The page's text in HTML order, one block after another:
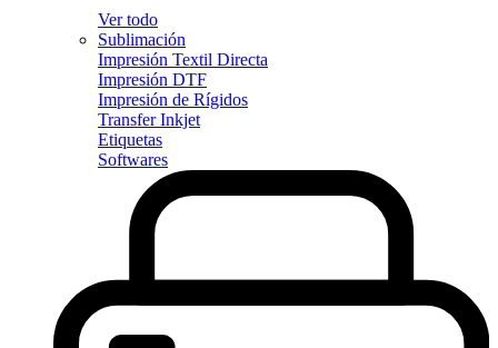
Ver todo
Sublimación
Impresión Textil Directa
Impresión DTF
Impresión de Rígidos
Transfer Inkjet
Etiquetas
Softwares